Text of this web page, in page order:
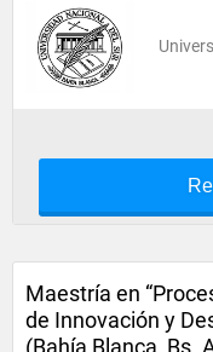
Maestría en
de Innovación y
(Bahía Blanca, Bs.